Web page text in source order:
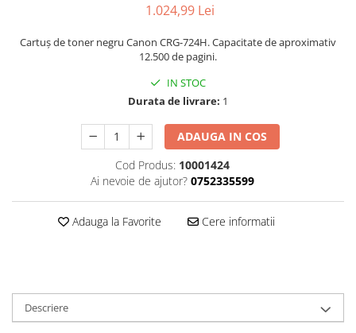
1.024,99 Lei
Cartuș de toner negru Canon CRG-724H. Capacitate de aproximativ
12.500 de pagini.
IN STOC
Durata de livrare: 1
ADAUGA IN COS
Cod Produs: 10001424
Ai nevoie de ajutor? 0752335599
Adauga la Favorite Cere informatii
Descriere